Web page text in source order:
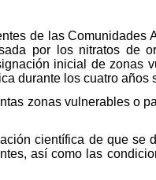
de las Comunidades
por los nitratos de
inicial de zonas
durante los cuatro años
zonas vulnerables o
científica de que se
así como las